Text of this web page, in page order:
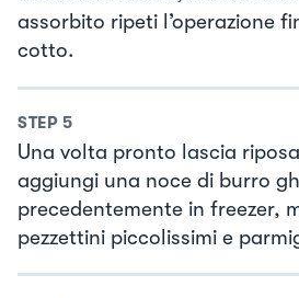
assorbito ripeti l’operazione
cotto.
STEP 5
Una volta pronto lascia
aggiungi una noce di burro
precedentemente in freezer,
pezzettini piccolissimi e